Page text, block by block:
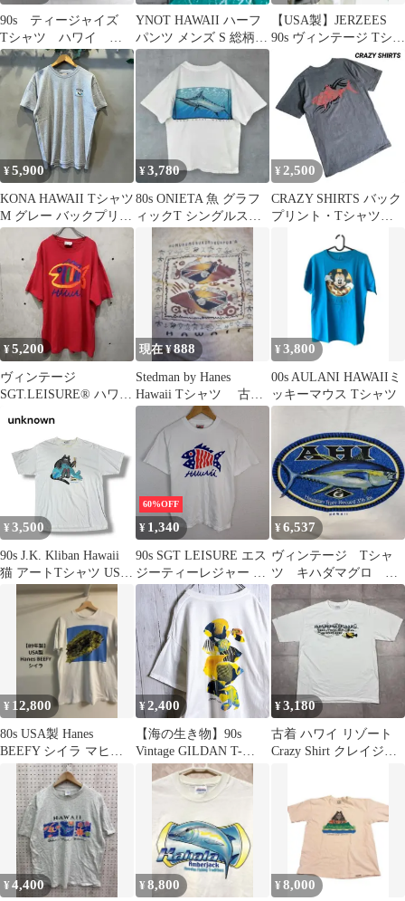
90s ティージャイズ
Tシャツ ハワイ シ
ングルステッチ L
YNOT HAWAII ハーフ
パンツ メンズ S 総柄
ショートパンツ イージ
【USA製】JERZEES
90s ヴィンテージ Tシャ
ツ ハワイ 魚 Mサイズ
¥5,900
KONA HAWAII Tシャツ
M グレー バックプリン
ト ハワイ 魚T 古着
¥3,780
80s ONIETA 魚 グラフ
ィックT シングルステ
¥ 2,500
CRAZY SHIRTS バック
プリント・Tシャツ・
グレー 魚 85338
¥5,200
ヴィンテージ
SGT.LEISURE®︎ ハワイ
現在 ¥888
Stedman by Hanes
Hawaii Tシャツ 古
着 ヴィンテージ
¥3,800
00s AULANI HAWAIIミ
ッキーマウス Tシャツ
¥ 3,500
90s J.K. Kliban Hawaii
猫 アートTシャツ USA
60%OFF
¥ 1,340
90s SGT LEISURE エス
ジーティーレジャー T
シャツ グラフィックプ
リント ホワイト Sサイ
ズ メンズ 古着 アメカ
ジ ストリート レトロ
¥6,537
ヴィンテージ Tシャ
ツ キハダマグロ
165kg ハワイ州記録
魚 プリント
¥ 12,800
80s USA製 Hanes
BEEFY シイラ マヒマ
ヒ Tシャツ L
¥2,400
【海の生き物】90s
Vintage GILDAN T-
SHIRT ギルダン ホワイ
ト 熱帯魚 フィッシュ
海の生き物 アニマル プ
リント 半袖Tシャツ 古
着 #K6529
¥3,180
古着 ハワイ リゾート
Crazy Shirt クレイジー
¥4,400 ¥8,800 ¥8,000